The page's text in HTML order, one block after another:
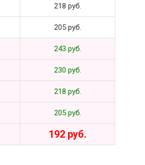
218 руб.
205 руб.
243 руб.
230 руб.
218 руб.
205 руб.
192 руб.